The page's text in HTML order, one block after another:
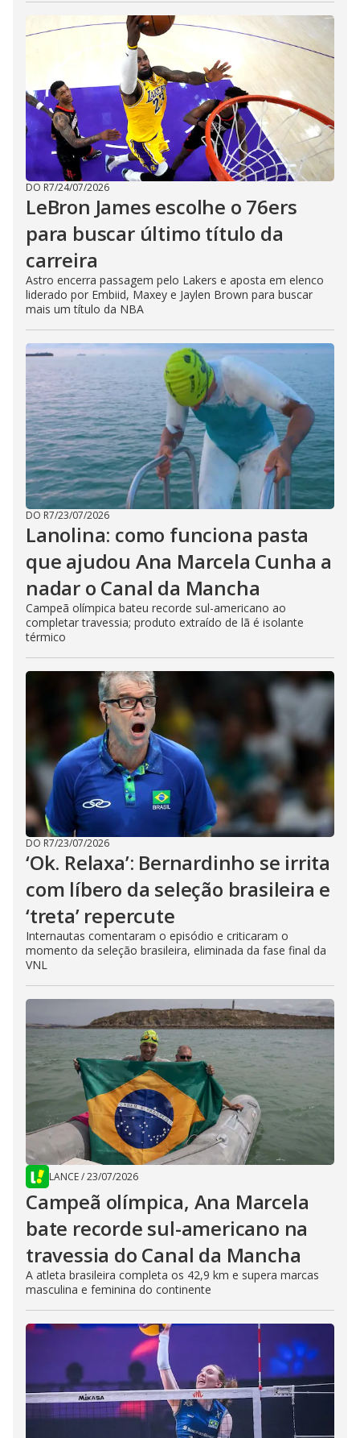
DO R7/24/07/2026
LeBron James escolhe o 76ers
para buscar último título da
carreira
Astro encerra passagem pelo Lakers e aposta em elenco
liderado por Embiid, Maxey e Jaylen Brown para buscar
mais um título da NBA
DO R7/23/07/2026
Lanolina: como funciona pasta
que ajudou Ana Marcela Cunha a
nadar o Canal da Mancha
Campeã olímpica bateu recorde sul-americano ao
completar travessia; produto extraído de lã é isolante
térmico
DO R7/23/07/2026
‘Ok. Relaxa’: Bernardinho se irrita
com líbero da seleção brasileira e
‘treta’ repercute
Internautas comentaram o episódio e criticaram o
momento da seleção brasileira, eliminada da fase final da
VNL
LANCE/23/07/2026
Campeã olímpica, Ana Marcela
bate recorde sul-americano na
travessia do Canal da Mancha
A atleta brasileira completa os 42,9 km e supera marcas
masculina e feminina do continente